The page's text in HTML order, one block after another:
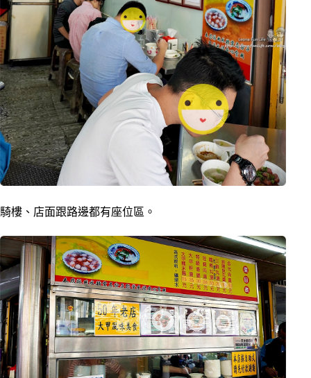
騎樓、店面跟路邊都有座位區。